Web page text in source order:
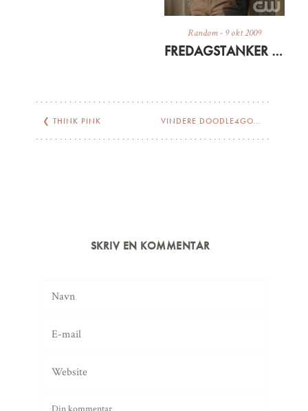
Random- 9 okt 2009
FREDAGSTANKER – HVOR BLIVER DE AF I WEEKENDEN?
❮ THINK PINK VINDERE DOODLE4GOOGLE
SKRIV EN KOMMENTAR